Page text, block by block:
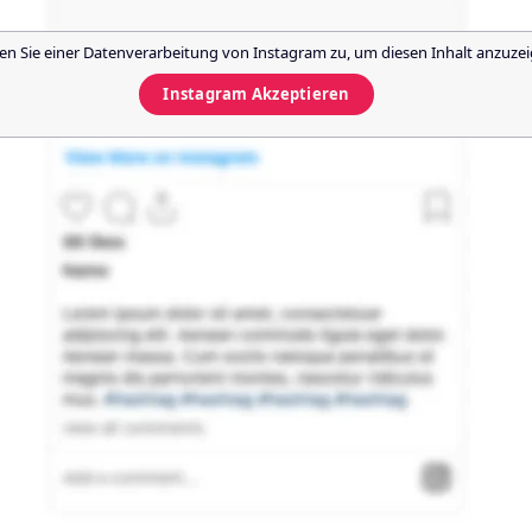
Sie einer Datenverarbeitung von Instagramzu, um diesen Inhalt
Instagram Akzeptieren